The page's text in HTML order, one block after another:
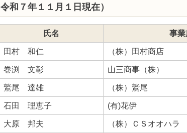
令和７年１１月１日現在）
氏名 事業
田村 和仁 （株）田村商店
巻渕 文彰 山三商事（株）
鷲尾 達雄 （株）鷲尾
石田 理恵子 (有)花伊
大原 邦夫 （株）ＣＳオオハラ